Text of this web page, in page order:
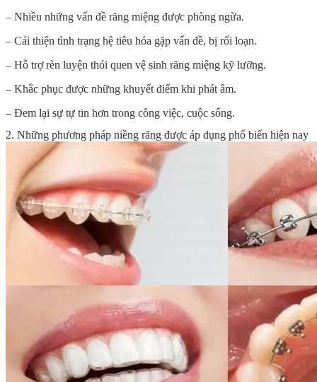
– Nhiều những vấn đề răng miệng được phòng ngừa.
– Cải thiện tình trạng hệ tiêu hóa gặp vấn đề, bị rối loạn.
– Hỗ trợ rèn luyện thói quen vệ sinh răng miệng kỹ lưỡng.
– Khắc phục được những khuyết điểm khi phát âm.
– Đem lại sự tự tin hơn trong công việc, cuộc sống.
2. Những phương pháp niềng răng được áp dụng phổ biến hiện nay